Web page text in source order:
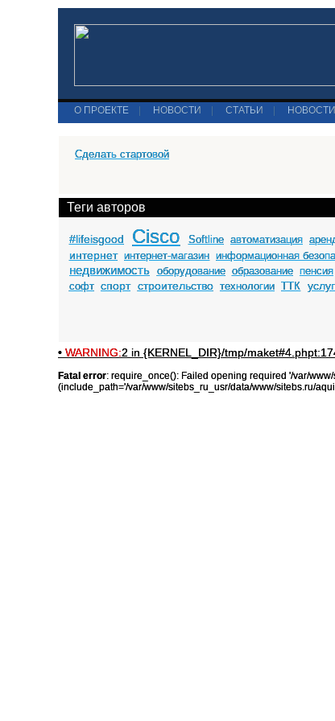
О ПРОЕКТЕ НОВОСТИ СТАТЬИ
Сделать стартовой
Теги авторов
#lifeisgood Cisco Softline автоматизация
интернет интернет-магазин информационная
недвижимость оборудование образование пенсия
софт спорт строительство технологии ТТК
• WARNING:2 in {KERNEL_DIR}/tmp/
Fatal error: require_once(): Failed opening required '/var/
(include_path='/var/www/sitebs_ru_usr/data/www/sitebs.ru/